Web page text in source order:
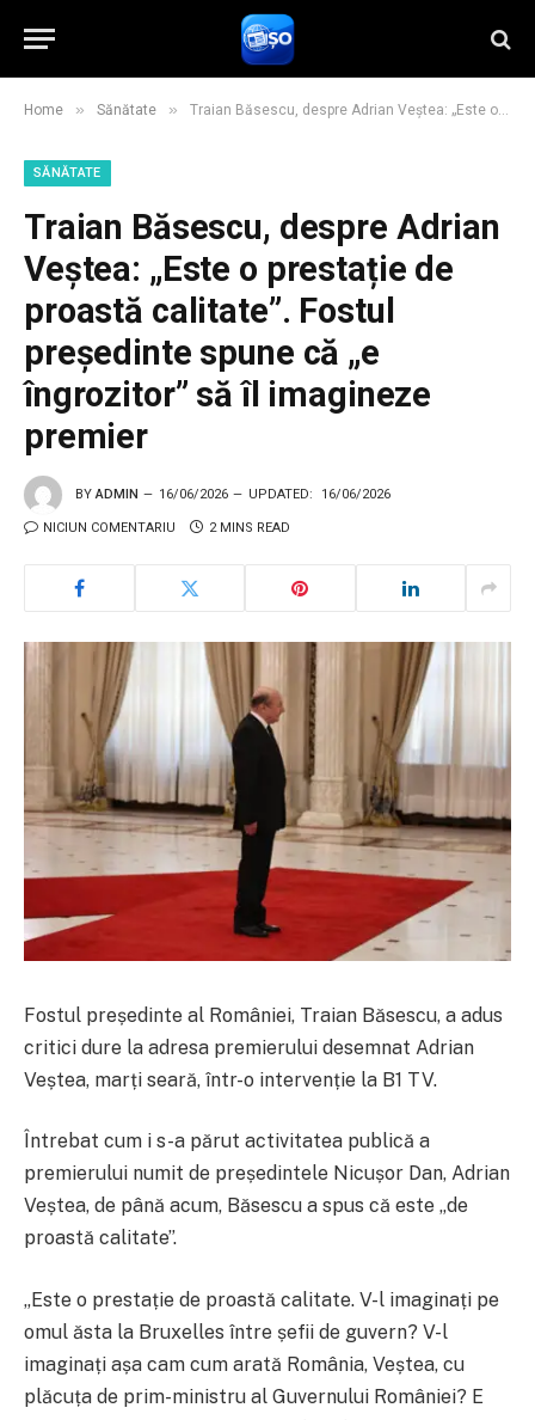
Home » Sănătate » Traian Băsescu, despre Adrian Veștea: „Este o prestație de proastă calitate”. Fostul președinte spune că „e îngrozitor” să îl imagineze premier
SĂNĂTATE
Traian Băsescu, despre Adrian
Veștea: „Este o prestație de
proastă calitate”. Fostul
președinte spune că „e
îngrozitor” să îl imagineze
premier
BY ADMIN 16/06/2026 UPDATED: 16/06/2026
NICIUN COMENTARIU 2 MINS READ
Fostul președinte al României, Traian Băsescu, a adus
critici dure la adresa premierului desemnat Adrian
Veștea, marți seară, într-o intervenție la B1 TV.
Întrebat cum i s-a părut activitatea publică a
premierului numit de președintele Nicușor Dan, Adrian
Veștea, de până acum, Băsescu a spus că este „de
proastă calitate”.
„Este o prestație de proastă calitate. V-l imaginați pe
omul ăsta la Bruxelles între șefii de guvern? V-l
imaginați așa cam cum arată România, Veștea, cu
plăcuța de prim-ministru al Guvernului României? E